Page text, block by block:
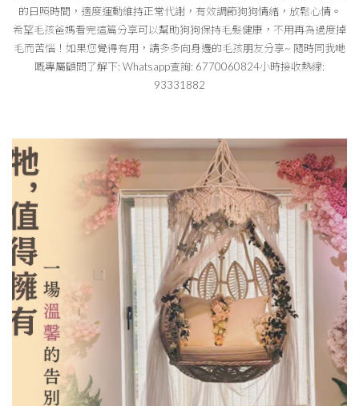
的日照時間，適度運動維持正常代謝，有效調節狗狗情緒，放鬆心情。
希望毛孩爸媽看完這篇分享可以幫助狗狗保持毛髮健康，不用再為過度掉
毛而苦惱！如果您覺得有用，請多多向身邊的毛孩朋友分享~ 隨時同我哋
嘅專屬顧問了解下: Whatsapp查詢: 6770060824小時接收熱線:
93331882